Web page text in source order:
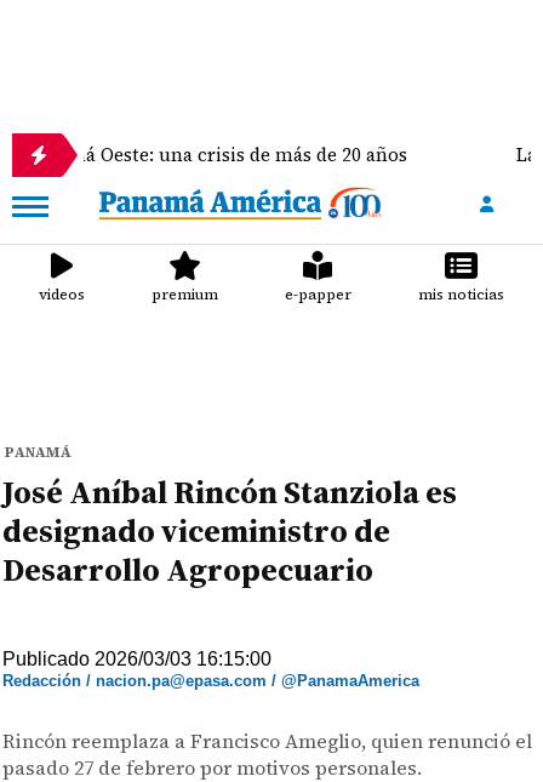
Oeste: una crisis de más de 20 años La
videos premium e-papper mis noticias
PANAMÁ
José Aníbal Rincón Stanziola es
designado viceministro de
Desarrollo Agropecuario
Publicado 2026/03/03 16:15:00
Redacción / nacion.pa@epasa.com / @PanamaAmerica
Rincón reemplaza a Francisco Ameglio, quien renunció el
pasado 27 de febrero por motivos personales.